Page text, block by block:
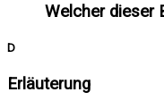
Welcher dieser
D
Erläuterung